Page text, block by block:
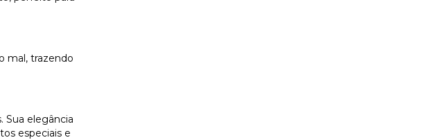
mal, trazendo
Sua elegância
especiais e